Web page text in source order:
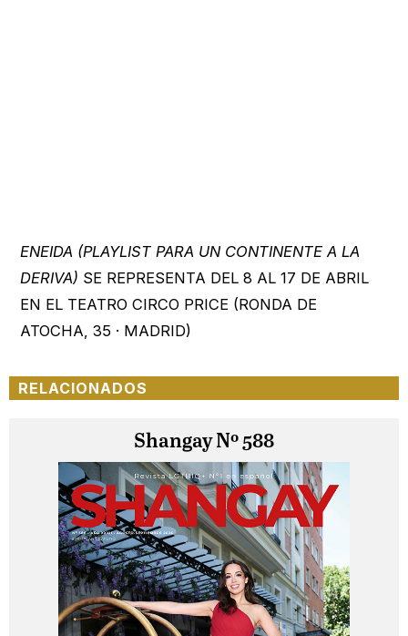
ENEIDA (PLAYLIST PARA UN CONTINENTE A LA
DERIVA) SE REPRESENTA DEL 8 AL 17 DE ABRIL
EN EL TEATRO CIRCO PRICE (RONDA DE
ATOCHA, 35 · MADRID)
RELACIONADOS
Shangay Nº 588